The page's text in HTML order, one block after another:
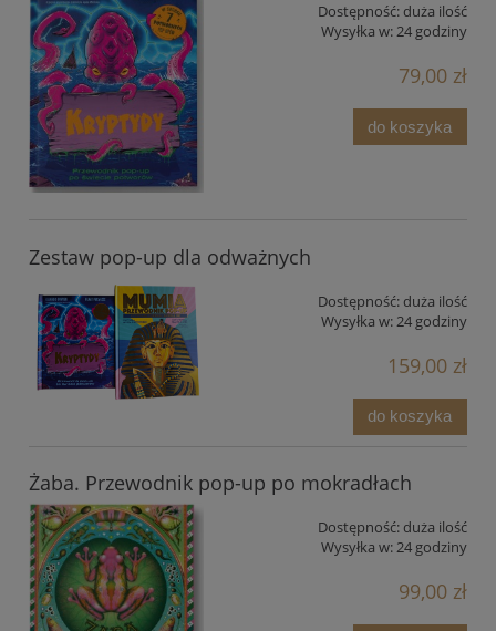
Dostępność: duża ilość
Wysyłka w:24 godziny
79,00 zł
do koszyka
Zestaw pop-up dla odważnych
Dostępność: duża ilość
Wysyłka w:24 godziny
159,00 zł
do koszyka
Żaba. Przewodnik pop-up po mokradłach
Dostępność: duża ilość
Wysyłka w:24 godziny
99,00 zł